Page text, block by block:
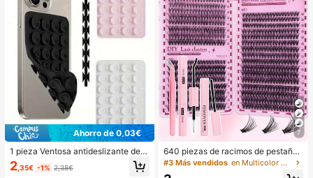
Ahorro de 0,03€
1 pieza Ventosa antideslizante de si
licona para teléfono, 28 piezas Vent
osas de silicona (almohadillas auto
2 ,35€ -1% 2,38€
7
640 piezas de racimos de pestañas
postizas de visón sintético DIY, rizo
#3 Más vendidos en Multicolor Kits de pestañas postizas y adhesivo